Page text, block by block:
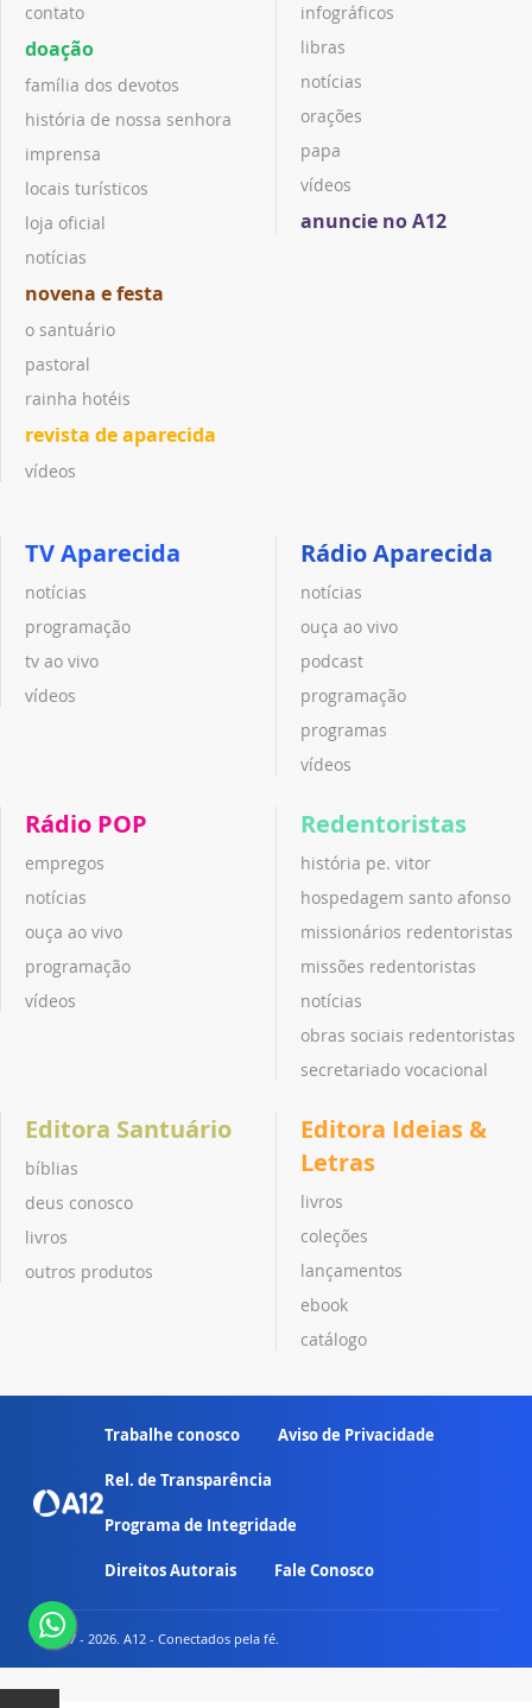
contato
doação
família dos devotos
história de nossa senhora
imprensa
locais turísticos
loja oficial
notícias
novena e festa
o santuário
pastoral
rainha hotéis
revista de aparecida
vídeos
infográficos
libras
notícias
orações
papa
vídeos
anuncie no A12
TV Aparecida
notícias
programação
tv ao vivo
vídeos
Rádio Aparecida
notícias
ouça ao vivo
podcast
programação
programas
vídeos
Rádio POP
empregos
notícias
ouça ao vivo
programação
vídeos
Redentoristas
história pe. vitor
hospedagem santo afonso
missionários redentoristas
missões redentoristas
notícias
obras sociais redentoristas
secretariado vocacional
Editora Santuário
bíblias
deus conosco
livros
outros produtos
Editora Ideias &
Letras
livros
coleções
lançamentos
ebook
catálogo
Trabalhe conosco Aviso de Privacidade
Rel. de Transparência
Programa de Integridade
Direitos Autorais Fale Conosco
© 2007 - 2026. A12 - Conectados pela fé.